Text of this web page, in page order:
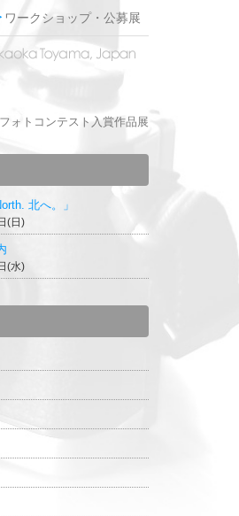
ワークショップ・公募展
ォトコンテスト入賞作品展
北へ。」
(日)
(水)